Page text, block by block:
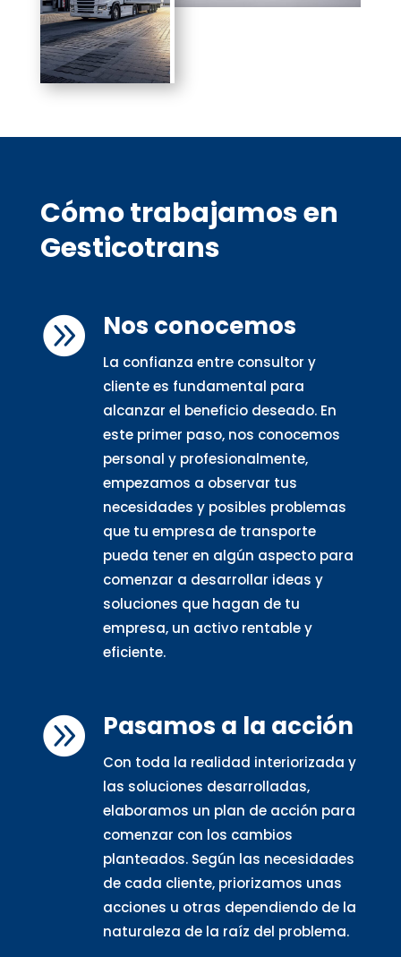
Cómo trabajamos en
Gesticotrans
 Nos conocemos
La confianza entre consultor y
cliente es fundamental para
alcanzar el beneficio deseado. En
este primer paso, nos conocemos
personal y profesionalmente,
empezamos a observar tus
necesidades y posibles problemas
que tu empresa de transporte
pueda tener en algún aspecto para
comenzar a desarrollar ideas y
soluciones que hagan de tu
empresa, un activo rentable y
eficiente.
 Pasamos a la acción
Con toda la realidad interiorizada y
las soluciones desarrolladas,
elaboramos un plan de acción para
comenzar con los cambios
planteados. Según las necesidades
de cada cliente, priorizamos unas
acciones u otras dependiendo de la
naturaleza de la raíz del problema.